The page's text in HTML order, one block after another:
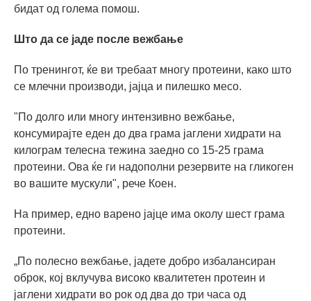
бидат од голема помош.
Што да се јаде после вежбање
По тренингот, ќе ви требаат многу протеини, како што
се млечни производи, јајца и пилешко месо.
"По долго или многу интензивно вежбање,
консумирајте еден до два грама јаглени хидрати на
килограм телесна тежина заедно со 15-25 грама
протеини. Ова ќе ги надополни резервите на гликоген
во вашите мускули", рече Коен.
На пример, едно варено јајце има околу шест грама
протеини.
„По полесно вежбање, јадете добро избалансиран
оброк, кој вклучува високо квалитетен протеин и
јаглени хидрати во рок од два до три часа од